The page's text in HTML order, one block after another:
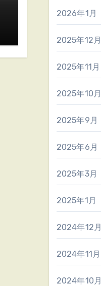
2026年1月
2025年12月
2025年11月
2025年10月
2025年9月
2025年6月
2025年3月
2025年1月
2024年12月
2024年11月
2024年10月